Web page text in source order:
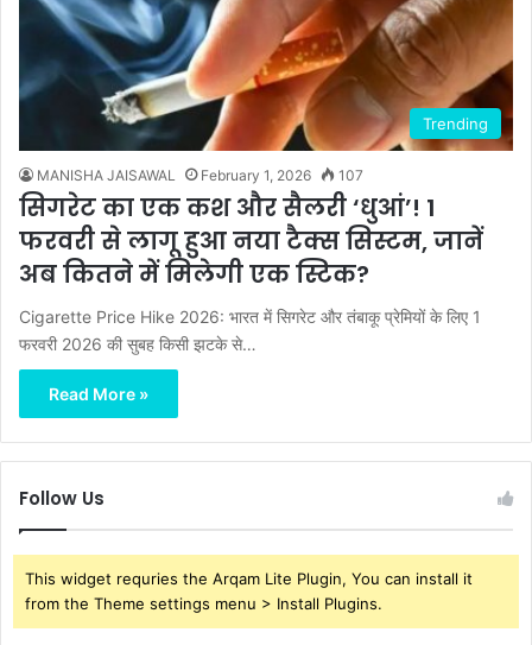
Trending
MANISHA JAISAWAL February 1, 2026 107
सिगरेट का एक कश और सैलरी ‘धुआं’! 1
फरवरी से लागू हुआ नया टैक्स सिस्टम, जानें
अब कितने में मिलेगी एक स्टिक?
Cigarette Price Hike 2026: भारत में सिगरेट और तंबाकू प्रेमियों के लिए 1
फरवरी 2026 की सुबह किसी झटके से…
Read More »
Follow Us
This widget requries the Arqam Lite Plugin, You can install it
from the Theme settings menu > Install Plugins.